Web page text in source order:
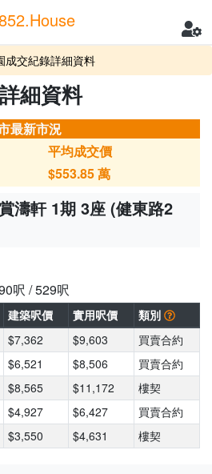
成交紀錄詳細資料
細資料
最新市況
平均成交價
$553.85萬
濤軒 1期 3座 (健東路2
呎 / 529呎
建築呎價 實用呎價
類別
$7,362 $9,603
買賣合約
$6,521 $8,506
買賣合約
$8,565 $11,172
樓契
$4,927 $6,427
買賣合約
$3,550 $4,631 樓契